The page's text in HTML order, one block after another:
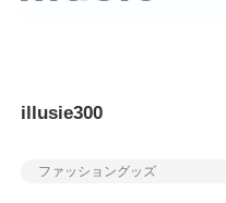
illusie300
ファッショングッズ